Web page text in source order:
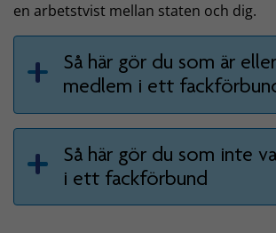
en arbetstvist mellan staten och dig.
Så här gör du som är
medlem i ett
Så här gör du som inte
i ett fackförbund